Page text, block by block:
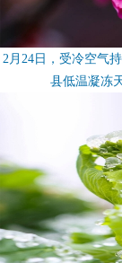
2月24日，受冷空气
县低温凝冻